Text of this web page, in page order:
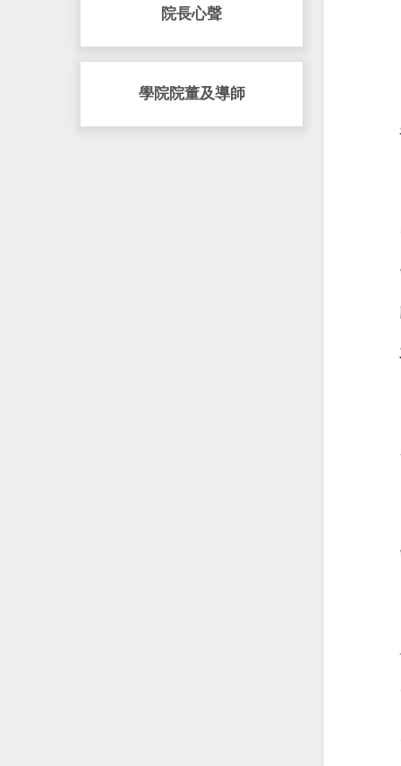
院長心聲
學院院董及導師